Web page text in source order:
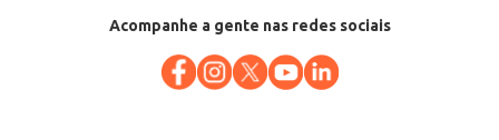
Acompanhe a gente nas redes sociais